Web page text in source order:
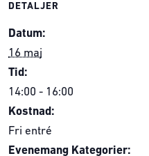
DETALJER
Datum:
16 maj
Tid:
14:00 - 16:00
Kostnad:
Fri entré
Evenemang Kategorier: